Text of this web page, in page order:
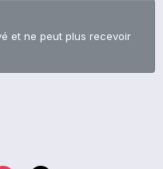
et ne peut plus recevoir